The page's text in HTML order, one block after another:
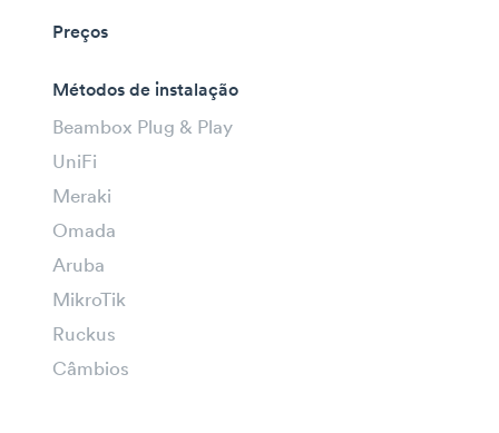
Preços
Métodos de instalação
Beambox Plug & Play
UniFi
Meraki
Omada
Aruba
MikroTik
Ruckus
Câmbios